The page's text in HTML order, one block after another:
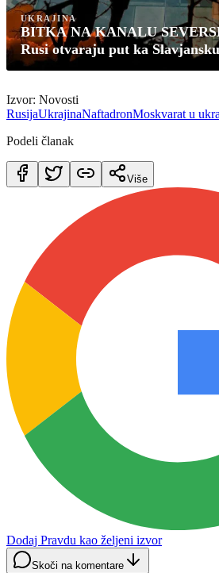
UKRAJINA
BITKA NA KANALU
Rusi otvaraju put ka
Izvor: Novosti
RusijaUkrajinaNaftadronMoskvarat u
Podeli članak
Više
Dodaj Pravdu kao željeni izvor
Skoči na komentare